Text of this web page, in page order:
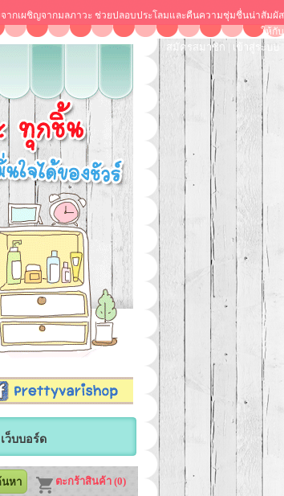
งจากเผชิญจากมลภาวะ ช่วยปลอบประโลมและคืนความชุ่มชื่นน่าสัมผัส
ให้กับ
สมัครสมาชิก เข้าสู่ระบบ
เว็บบอร์ด
ตะกร้าสินค้า (0)